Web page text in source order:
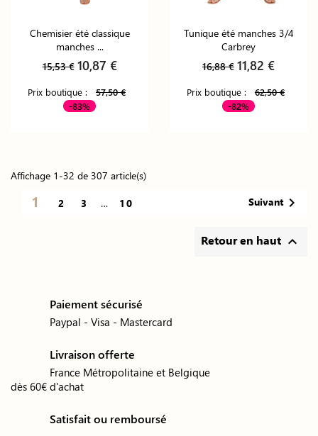
Chemisier été classique
manches ...
15,53 € 10,87 €
Prix boutique :
57,50 €
-83%
Tunique été manches 3/4
Carbrey
16,88 € 11,82 €
Prix boutique :
62,50 €
-82%
Affichage 1-32 de 307 article(s)
1 2 3 … 10 Suivant
Retour en haut 
Paiement sécurisé
Paypal - Visa - Mastercard
Livraison offerte
France Métropolitaine et Belgique
dès 60€ d'achat
Satisfait ou remboursé